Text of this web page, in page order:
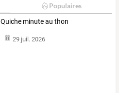
Populaires
Quiche minute au thon
29 juil. 2026